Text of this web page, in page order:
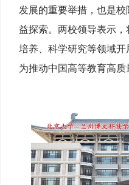
发展的重要举措，也是
益探索。两校领导表示
培养、科学研究等领域
为推动中国高等教育高质